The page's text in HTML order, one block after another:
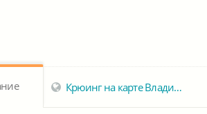
Крюинг на карте Владивостока